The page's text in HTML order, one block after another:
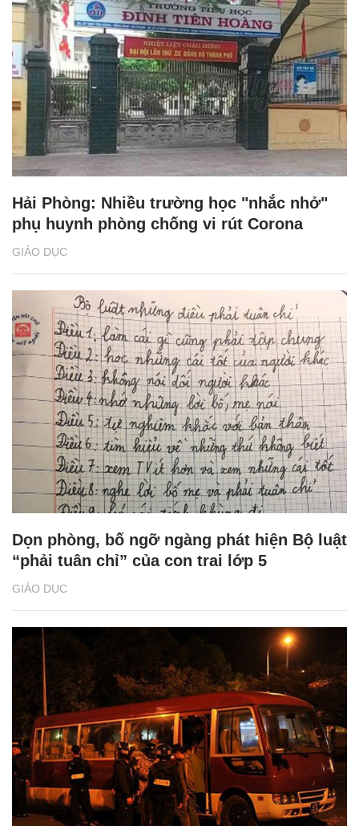
GIÁO DỤC
Hải Phòng: Nhiều trường học "nhắc nhở"
phụ huynh phòng chống vi rút Corona
GIÁO DỤC
Dọn phòng, bố ngỡ ngàng phát hiện Bộ luật
“phải tuân chỉ” của con trai lớp 5